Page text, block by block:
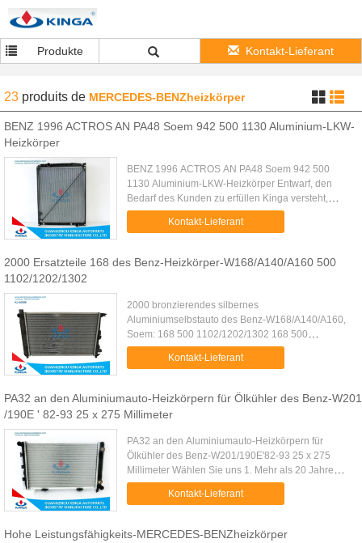
Produkte Kontakt-Lieferant
23 produits de MERCEDES-BENZheizkörper
BENZ 1996 ACTROS AN PA48 Soem 942 500 1130 Aluminium-LKW-
Heizkörper
BENZ 1996 ACTROS AN PA48 Soem 942 500
1130 Aluminium-LKW-Heizkörper Entwarf, den
Bedarf des Kunden zu erfüllen Kinga versteht,
dass es wichtig ist, ein Produkt zu errichten, das
den Berufsbedarf des kunden erf...
Kontakt-Lieferant
2000 Ersatzteile 168 des Benz-Heizkörper-W168/A140/A160 500
1102/1202/1302
2000 bronzierendes silbernes
Aluminiumselbstauto des Benz-W168/A140/A160,
Soem: 168 500 1102/1202/1302 168 500
1502/1602/1702 Basisdaten Modell-Nr.: KJ-40050
Wassergekühlt Speicherkapazität: 600*368*16/22
Kontakt-Lieferant
PA32 an den Aluminiumauto-Heizkörpern für Ölkühler des Benz-W201
/190E ' 82-93 25 x 275 Millimeter
PA32 an den Aluminiumauto-Heizkörpern für
Ölkühler des Benz-W201/190E'82-93 25 x 275
Millimeter Wählen Sie uns 1. Mehr als 20 Jahre
technisch und
Vertriebsunterstützungsteamangebot Sie der beste
Kontakt-Lieferant
Hohe Leistungsfähigkeits-MERCEDES-BENZheizkörper